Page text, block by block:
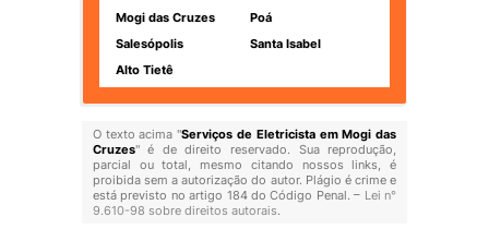
Mogi das Cruzes
Poá
Salesópolis
Santa Isabel
Alto Tietê
O texto acima "Serviços de Eletricista em Mogi das
Cruzes" é de direito reservado. Sua reprodução,
parcial ou total, mesmo citando nossos links, é
proibida sem a autorização do autor. Plágio é crime e
está previsto no artigo 184 do Código Penal. – Lei n°
9.610-98 sobre direitos autorais.